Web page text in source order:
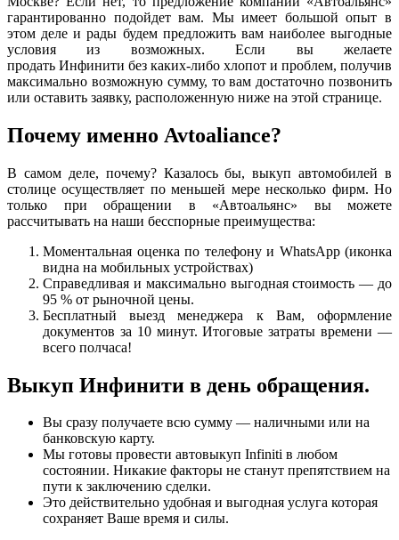
гарантированно подойдет вам. Мы имеет большой опыт в
этом деле и рады будем предложить вам наиболее выгодные
условия из возможных. Если вы желаете
продать Инфинити без каких-либо хлопот и проблем, получив
максимально возможную сумму, то вам достаточно позвонить
или оставить заявку, расположенную ниже на этой странице.
Почему именно Avtoaliance?
В самом деле, почему? Казалось бы, выкуп автомобилей в
столице осуществляет по меньшей мере несколько фирм. Но
только при обращении в «Автоальянс» вы можете
рассчитывать на наши бесспорные преимущества:
Моментальная оценка по телефону и WhatsApp (иконка
видна на мобильных устройствах)
Справедливая и максимально выгодная стоимость — до
95 % от рыночной цены.
Бесплатный выезд менеджера к Вам, оформление
документов за 10 минут. Итоговые затраты времени —
всего полчаса!
Выкуп Инфинити в день обращения.
Вы сразу получаете всю сумму — наличными или на
банковскую карту.
Мы готовы провести автовыкуп Infiniti в любом
состоянии. Никакие факторы не станут препятствием на
пути к заключению сделки.
Это действительно удобная и выгодная услуга которая
сохраняет Ваше время и силы.